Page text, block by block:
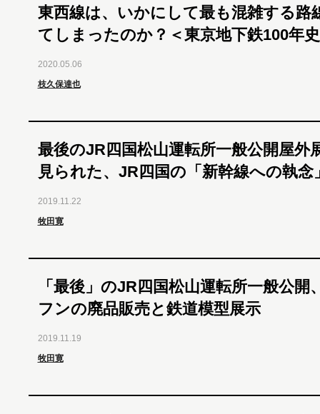
東西線は、いかにして最も混雑する路
てしまったのか？＜東京地下鉄100年
2020.05.06
枝久保達也
最後のJR四国松山運転所一般公開屋外
見られた、JR四国の「新幹線への執念
2019.11.22
牧田寛
「最後」のJR四国松山運転所一般公開
フンの廃品販売と鉄道模型展示
2019.11.19
牧田寛